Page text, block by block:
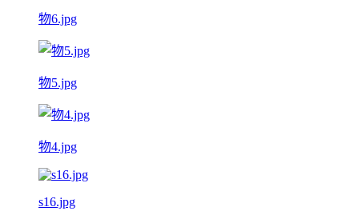
物6.jpg
物5.jpg
物4.jpg
s16.jpg